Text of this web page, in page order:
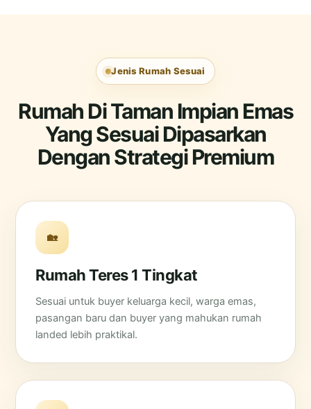
Jenis Rumah Sesuai
Rumah Di Taman Impian Emas
Yang Sesuai Dipasarkan
Dengan Strategi Premium
🏡
Rumah Teres 1 Tingkat
Sesuai untuk buyer keluarga kecil, warga emas,
pasangan baru dan buyer yang mahukan rumah
landed lebih praktikal.